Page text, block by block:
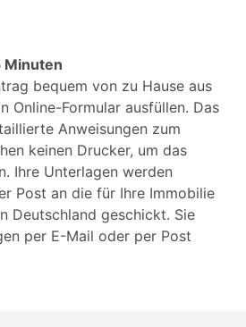
Minuten
bequem von zu Hause aus
Online-Formular ausfüllen. Das
Anweisungen zum
keinen Drucker, um das
Ihre Unterlagen werden
Post an die für Ihre Immobilie
Deutschland geschickt. Sie
per E-Mail oder per Post